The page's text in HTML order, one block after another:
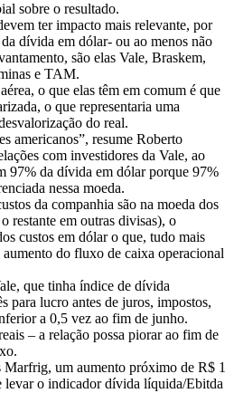
sobre o resultado.
ter impacto mais relevante, por
dívida em dólar- ou ao menos não
são elas Vale, Braskem,
e TAM.
o que elas têm em comum é que
o que representaria uma
do real.
americanos”, resume Roberto
com investidores da Vale, ao
97% da dívida em dólar porque 97%
nessa moeda.
da companhia são na moeda dos
restante em outras divisas), o
custos em dólar o que, tudo mais
do fluxo de caixa operacional
que tinha índice de dívida
para lucro antes de juros, impostos,
a 0,5 vez ao fim de junho.
– a relação possa piorar ao fim de
um aumento próximo de R$ 1
o indicador dívida líquida/Ebitda